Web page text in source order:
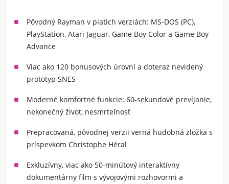
Pôvodný Rayman v piatich verziách: MS-DOS (PC),
PlayStation, Atari Jaguar, Game Boy Color a Game Boy
Advance
Viac ako 120 bonusových úrovní a doteraz nevidený
prototyp SNES
Moderné komfortné funkcie: 60-sekundové prevíjanie,
nekonečný život, nesmrteľnosť
Prepracovaná, pôvodnej verzii verná hudobná zložka s
príspevkom Christophe Héral
Exkluzívny, viac ako 50-minútový interaktívny
dokumentárny film s vývojovými rozhovormi a